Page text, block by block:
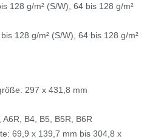
128 g/m² (S/W), 64 bis 128 g/m²
128 g/m² (S/W), 64 bis 128 g/m²
297 x 431,8 mm
A6R, B4, B5, B5R, B6R
69,9 x 139,7 mm bis 304,8 x